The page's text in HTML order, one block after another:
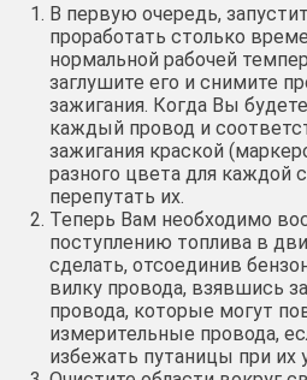
В первую очередь,
проработать столько
нормальной рабочей
заглушите его и снимите
зажигания. Когда Вы
каждый провод и
зажигания краской
разного цвета для каждой
перепутать их.
Теперь Вам необходимо
поступлению топлива в
сделать, отсоединив
вилку провода, взявшись
провода, которые могут
измерительные провода,
избежать путаницы при их